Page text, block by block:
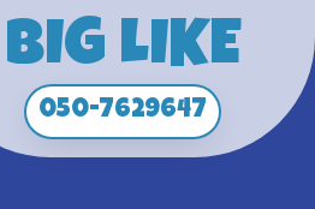
BIG LIKE
050-7629647